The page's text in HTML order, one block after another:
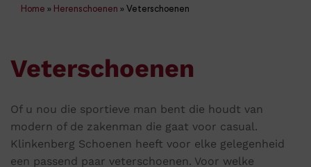
Home » Herenschoenen » Veterschoenen
Veterschoenen
Of u nou die sportieve man bent die houdt van
modern of de zakenman die gaat voor casual.
Klinkenberg Schoenen heeft voor elke gelegenheid
een passend paar veterschoenen. Voor welke